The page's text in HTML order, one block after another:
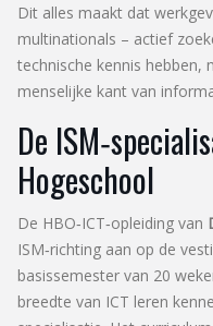
Dit alles maakt dat
multinationals – actief
technische kennis hebben,
menselijke kant van
De
Hogeschool
De HBO‑ICT‑opleiding van
ISM‑richting aan op de
basissemester van 20
breedte van ICT leren